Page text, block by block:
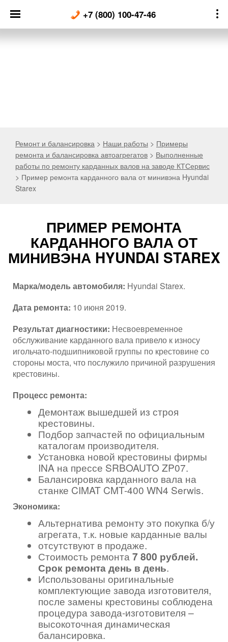
content
+7 (800) 100-47-46
Ремонт и балансировка > Наши работы > Примеры
ремонта и балансировка автоагрегатов > Выполненные
работы по ремонту карданных валов на заводе КТСервис
> Пример ремонта карданного вала от минивэна Hyundai
Starex
ПРИМЕР РЕМОНТА
КАРДАННОГО ВАЛА ОТ
МИНИВЭНА HYUNDAI STAREX
Марка/модель автомобиля: Hyundai Starex.
Дата ремонта: 10 июня 2019.
Результат диагностики: Несвоевременное
обслуживание карданного вала привело к износу
игольчато-подшипниковой группы по крестовине со
стороны моста, что послужило причиной разрушения
крестовины.
Процесс ремонта:
Демонтаж вышедшей из строя
крестовины.
Подбор запчастей по официальным
каталогам производителя.
Установка новой крестовины фирмы
INA на прессе SRBOAUTO ZP07.
Балансировка карданного вала на
станке CIMAT CMT-400 WN4 Serwis.
Экономика:
Альтернатива ремонту это покупка б/у
агрегата, т.к. новые карданные валы
отсутствуют в продаже.
Стоимость ремонта 7 800 рублей.
Срок ремонта день в день.
Использованы оригинальные
комплектующие завода изготовителя,
после замены крестовины соблюдена
процедура завода-изготовителя –
высокоточная динамическая
балансировка.